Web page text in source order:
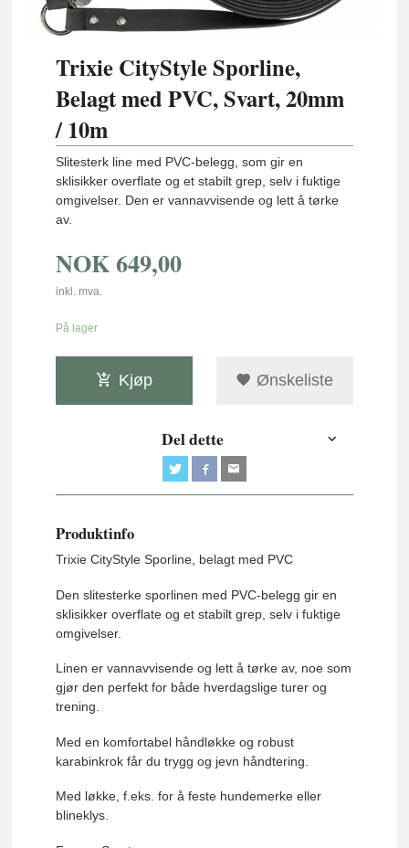
Trixie CityStyle Sporline,
Belagt med PVC, Svart, 20mm
/ 10m
Slitesterk line med PVC-belegg, som gir en
sklisikker overflate og et stabilt grep, selv i fuktige
omgivelser. Den er vannavvisende og lett å tørke
av.
NOK649,00
inkl. mva.
På lager
Kjøp Ønskeliste
Del dette
Produktinfo
Trixie CityStyle Sporline, belagt med PVC
Den slitesterke sporlinen med PVC-belegg gir en
sklisikker overflate og et stabilt grep, selv i fuktige
omgivelser.
Linen er vannavvisende og lett å tørke av, noe som
gjør den perfekt for både hverdagslige turer og
trening.
Med en komfortabel håndløkke og robust
karabinkrok får du trygg og jevn håndtering.
Med løkke, f.eks. for å feste hundemerke eller
blineklys.